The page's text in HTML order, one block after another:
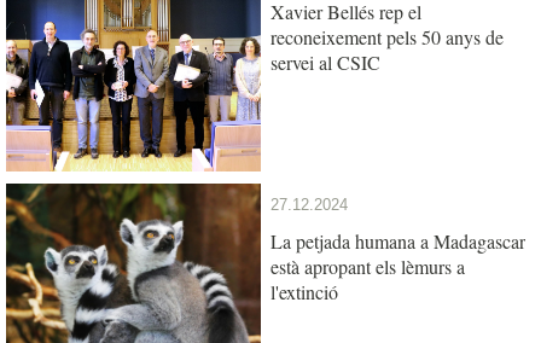
Xavier Bellés rep el
reconeixement pels 50 anys de
servei al CSIC
27.12.2024
La petjada humana a Madagascar
està apropant els lèmurs a
l'extinció